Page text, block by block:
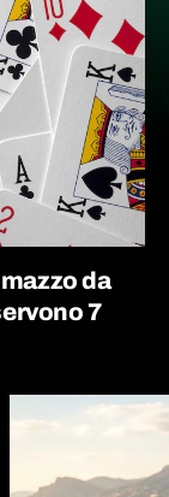
da
7